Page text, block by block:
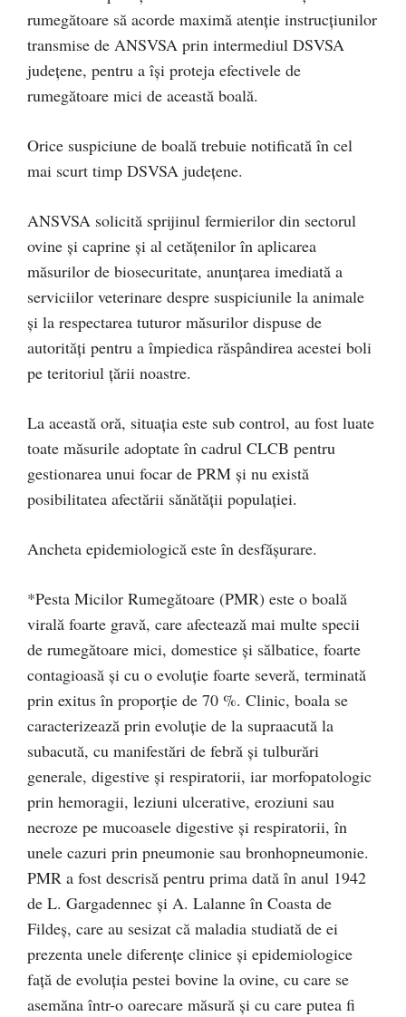
rumegătoare să acorde maximă atenție instrucțiunilor
transmise de ANSVSA prin intermediul DSVSA
județene, pentru a își proteja efectivele de
rumegătoare mici de această boală.
Orice suspiciune de boală trebuie notificată în cel
mai scurt timp DSVSA județene.
ANSVSA solicită sprijinul fermierilor din sectorul
ovine și caprine şi al cetăţenilor în aplicarea
măsurilor de biosecuritate, anunţarea imediată a
serviciilor veterinare despre suspiciunile la animale
şi la respectarea tuturor măsurilor dispuse de
autorităţi pentru a împiedica răspândirea acestei boli
pe teritoriul ţării noastre.
La această oră, situația este sub control, au fost luate
toate măsurile adoptate în cadrul CLCB pentru
gestionarea unui focar de PRM și nu există
posibilitatea afectării sănătății populației.
Ancheta epidemiologică este în desfășurare.
*Pesta Micilor Rumegătoare (PMR) este o boală
virală foarte gravă, care afectează mai multe specii
de rumegătoare mici, domestice şi sălbatice, foarte
contagioasă şi cu o evoluţie foarte severă, terminată
prin exitus în proporţie de 70 %. Clinic, boala se
caracterizează prin evoluţie de la supraacută la
subacută, cu manifestări de febră şi tulburări
generale, digestive şi respiratorii, iar morfopatologic
prin hemoragii, leziuni ulcerative, eroziuni sau
necroze pe mucoasele digestive şi respiratorii, în
unele cazuri prin pneumonie sau bronhopneumonie.
PMR a fost descrisă pentru prima dată în anul 1942
de L. Gargadennec şi A. Lalanne în Coasta de
Fildeş, care au sesizat că maladia studiată de ei
prezenta unele diferenţe clinice şi epidemiologice
faţă de evoluţia pestei bovine la ovine, cu care se
asemăna într-o oarecare măsură şi cu care putea fi